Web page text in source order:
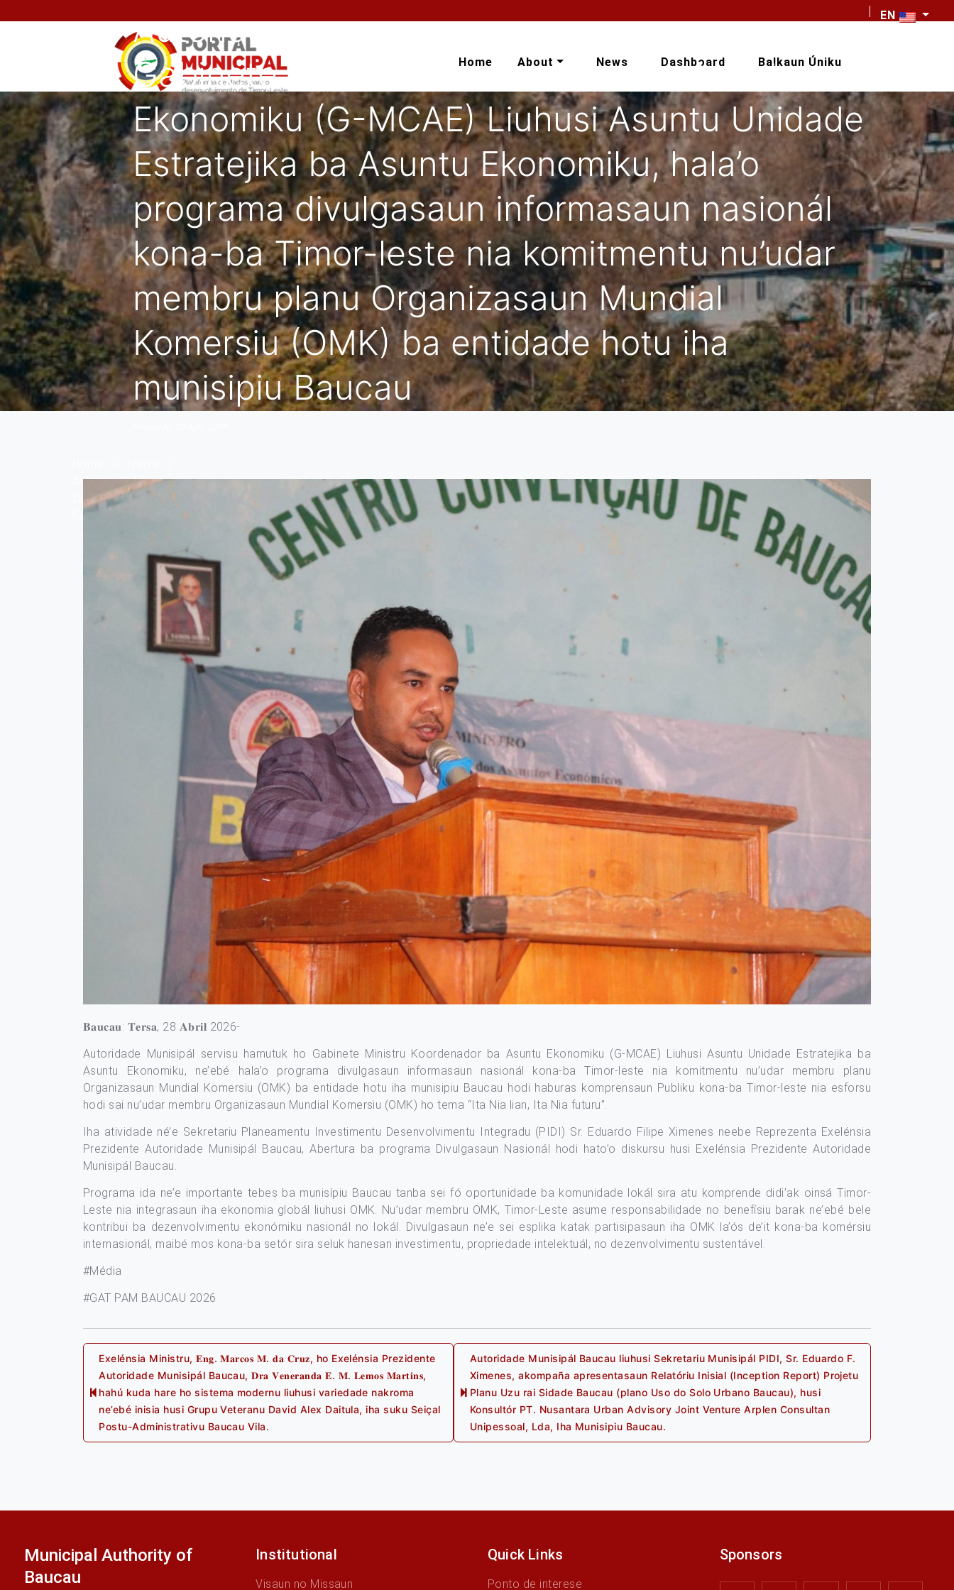
EN
Home About News Dashboard Balkaun Úniku
Autoridade Munisipál servisu hamutuk ho
Gabinete Ministru Koordenador ba Asuntu
Ekonomiku (G-MCAE) Liuhusi Asuntu Unidade
Estratejika ba Asuntu Ekonomiku, hala’o
programa divulgasaun informasaun nasionál
kona-ba Timor-leste nia komitmentu nu’udar
membru planu Organizasaun Mundial
Komersiu (OMK) ba entidade hotu iha
munisipiu Baucau
Autoridade Munisipál servisu hamutuk ho Gabinete Ministru Koordenador ba Asuntu Ekonomiku (G-MCAE) Liuhusi Asuntu Unidade Estratejika ba Asuntu
Ekonomiku, hala’o programa divulgasaun informasaun nasionál kona-ba Timor-leste nia komitmentu nu’udar membru planu Organizasaun Mundial
Komersiu (OMK) ba entidade hotu iha munisipiu Baucau
𝐁𝐚𝐮𝐜𝐚𝐮: 𝐓𝐞𝐫𝐬𝐚, 28 𝐀𝐛𝐫𝐢𝐥 2026-
Autoridade Munisipál servisu hamutuk ho Gabinete Ministru Koordenador ba Asuntu Ekonomiku (G-MCAE) Liuhusi Asuntu Unidade Estratejika ba
Asuntu Ekonomiku, ne’ebé hala’o programa divulgasaun informasaun nasionál kona-ba Timor-leste nia komitmentu nu’udar membru planu
Organizasaun Mundial Komersiu (OMK) ba entidade hotu iha munisipiu Baucau hodi haburas komprensaun Publiku kona-ba Timor-leste nia esforsu
hodi sai nu’udar membru Organizasaun Mundial Komersiu (OMK) ho tema “Ita Nia lian, Ita Nia futuru”.
Iha atividade né’e Sekretariu Planeamentu Investimentu Desenvolvimentu Integradu (PIDI) Sr. Eduardo Filipe Ximenes neebe Reprezenta Exelénsia
Prezidente Autoridade Munisipál Baucau, Abertura ba programa Divulgasaun Nasionál hodi hato’o diskursu husi Exelénsia Prezidente Autoridade
Munisipál Baucau.
Programa ida ne’e importante tebes ba munisípiu Baucau tanba sei fó oportunidade ba komunidade lokál sira atu komprende didi’ak oinsá Timor-
Leste nia integrasaun iha ekonomia globál liuhusi OMK. Nu’udar membru OMK, Timor-Leste asume responsabilidade no benefísiu barak ne’ebé bele
kontribui ba dezenvolvimentu ekonómiku nasionál no lokál. Divulgasaun ne’e sei esplika katak partisipasaun iha OMK la’ós de’it kona-ba komérsiu
internasionál, maibé mos kona-ba setór sira seluk hanesan investimentu, propriedade intelektuál, no dezenvolvimentu sustentável.
#Média
#GAT PAM BAUCAU 2026
Post
navigation
Previous
post:
Exelénsia Ministru, 𝐄𝐧𝐠. 𝐌𝐚𝐫𝐜𝐨𝐬 𝐌. 𝐝𝐚 𝐂𝐫𝐮𝐳, ho Exelénsia Prezidente
Autoridade Munisipál Baucau, 𝐃𝐫𝐚 𝐕𝐞𝐧𝐞𝐫𝐚𝐧𝐝𝐚 𝐄. 𝐌. 𝐋𝐞𝐦𝐨𝐬 𝐌𝐚𝐫𝐭𝐢𝐧𝐬,
hahú kuda hare ho sistema modernu liuhusi variedade nakroma
ne’ebé inisia husi Grupu Veteranu David Alex Daitula, iha suku Seiçal
Postu-Administrativu Baucau Vila.
Next
post:
Autoridade Munisipál Baucau liuhusi Sekretariu Munisipál PIDI, Sr. Eduardo F.
Ximenes, akompaña apresentasaun Relatóriu Inisial (Inception Report) Projetu
Planu Uzu rai Sidade Baucau (plano Uso do Solo Urbano Baucau), husi
Konsultór PT. Nusantara Urban Advisory Joint Venture Arplen Consultan
Unipessoal, Lda, Iha Munisipiu Baucau.
Municipal Authority of
Baucau
Institutional
Visaun no Missaun
Quick Links
Ponto de interese
Sponsors